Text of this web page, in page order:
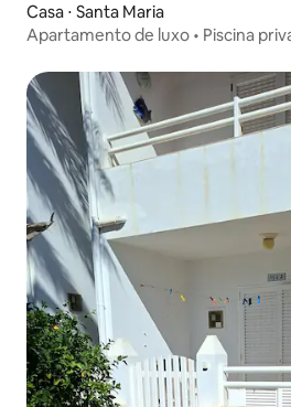
Casa ⋅ Santa Maria
Apartamento de luxo • Piscina